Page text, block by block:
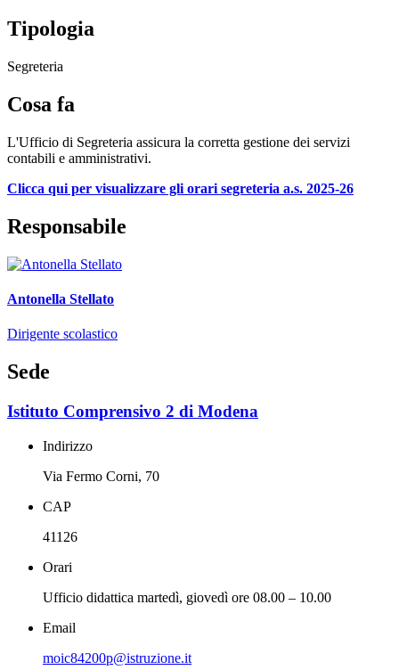
Tipologia
Segreteria
Cosa fa
L'Ufficio di Segreteria assicura la corretta gestione dei servizi
contabili e amministrativi.
Clicca qui per visualizzare gli orari segreteria a.s. 2025-26
Responsabile
Antonella Stellato
Dirigente scolastico
Sede
Istituto Comprensivo 2 di Modena
Indirizzo
Via Fermo Corni, 70
CAP
41126
Orari
Ufficio didattica martedì, giovedì ore 08.00 – 10.00
Email
moic84200p@istruzione.it